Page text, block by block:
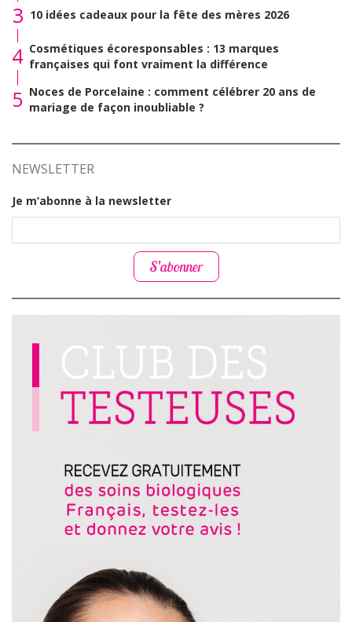
3 10 idées cadeaux pour la fête des mères 2026
4 Cosmétiques écoresponsables : 13 marques
françaises qui font vraiment la différence
5 Noces de Porcelaine : comment célébrer 20 ans de
mariage de façon inoubliable ?
NEWSLETTER
Je m’abonne à la newsletter
S’abonner